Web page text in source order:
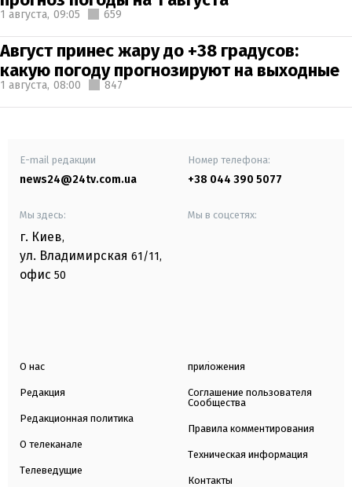
1 августа, 09:05 659
Август принес жару до +38 градусов:
какую погоду прогнозируют на выходные
1 августа, 08:00 847
E-mail редакции
news24@24tv.com.ua
Номер телефона:
+38 044 390 5077
Мы здесь:
г. Киев,
ул. Владимирская 61/11,
офис 50
Мы в соцсетях:
О нас
Редакция
Редакционная политика
О телеканале
Телеведущие
приложения
Соглашение пользователя
Сообщества
Правила комментирования
Техническая информация
Контакты